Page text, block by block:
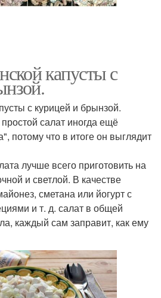
капусты с
с курицей и брынзой.
салат иногда ещё
потому что в итоге он выглядит
лучше всего приготовить на
и светлой. В качестве
сметана или йогурт с
и т. д. салат в общей
каждый сам заправит, как ему